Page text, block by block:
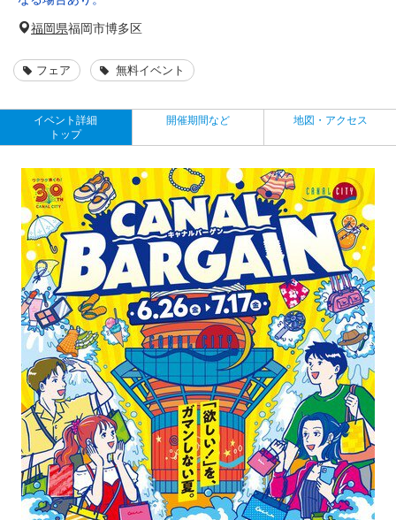
福岡県福岡市博多区
フェア 無料イベント
イベント詳細
トップ
開催期間など 地図・アクセス